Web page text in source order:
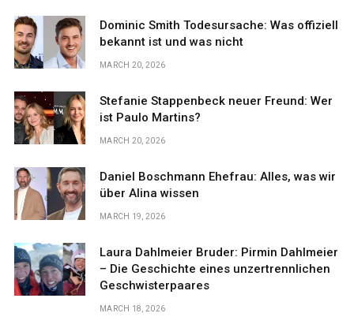
Dominic Smith Todesursache: Was offiziell
bekannt ist und was nicht
MARCH 20, 2026
Stefanie Stappenbeck neuer Freund: Wer
ist Paulo Martins?
MARCH 20, 2026
Daniel Boschmann Ehefrau: Alles, was wir
über Alina wissen
MARCH 19, 2026
Laura Dahlmeier Bruder: Pirmin Dahlmeier
– Die Geschichte eines unzertrennlichen
Geschwisterpaares
MARCH 18, 2026